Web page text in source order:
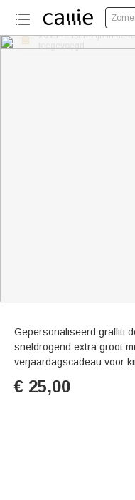
Gepersonaliseerd graffiti
sneldrogend extra groot
verjaardagscadeau voor
€ 25,00